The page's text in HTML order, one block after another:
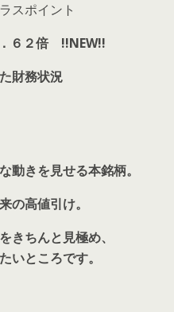
スポイント
６２倍 !!NEW!!
財務状況
動きを見せる本銘柄。
の高値引け。
きちんと見極め、
いところです。